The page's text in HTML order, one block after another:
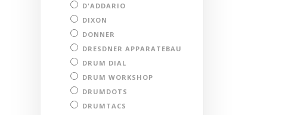
D'ADDARIO
DIXON
DONNER
DRESDNER APPARATEBAU
DRUM DIAL
DRUM WORKSHOP
DRUMDOTS
DRUMTACS